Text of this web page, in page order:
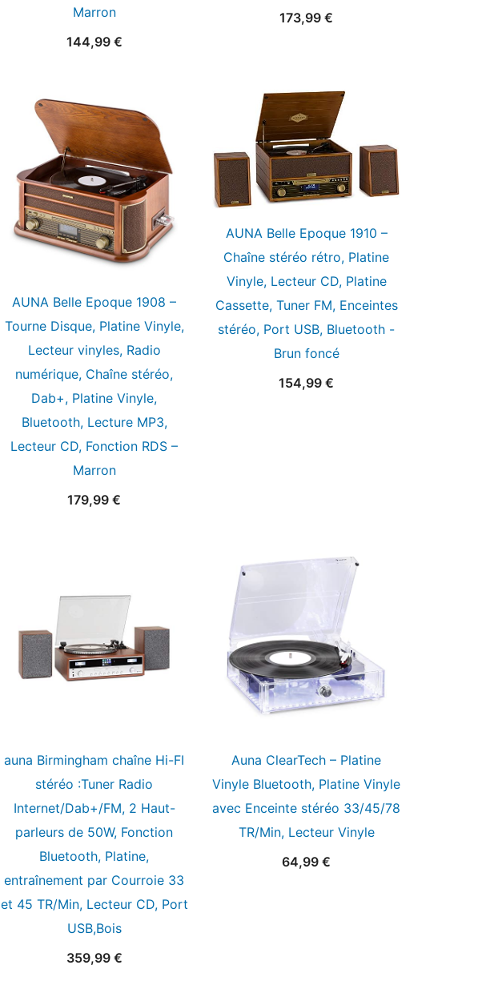
Marron
144,99 €
173,99 €
AUNA Belle Epoque 1908 –
Tourne Disque, Platine Vinyle,
Lecteur vinyles, Radio
numérique, Chaîne stéréo,
Dab+, Platine Vinyle,
Bluetooth, Lecture MP3,
Lecteur CD, Fonction RDS –
Marron
179,99 €
AUNA Belle Epoque 1910 –
Chaîne stéréo rétro, Platine
Vinyle, Lecteur CD, Platine
Cassette, Tuner FM, Enceintes
stéréo, Port USB, Bluetooth -
Brun foncé
154,99 €
auna Birmingham chaîne Hi-FI
stéréo :Tuner Radio
Internet/Dab+/FM, 2 Haut-
parleurs de 50W, Fonction
Bluetooth, Platine,
entraînement par Courroie 33
et 45 TR/Min, Lecteur CD, Port
USB,Bois
359,99 €
Auna ClearTech – Platine
Vinyle Bluetooth, Platine Vinyle
avec Enceinte stéréo 33/45/78
TR/Min, Lecteur Vinyle
64,99 €